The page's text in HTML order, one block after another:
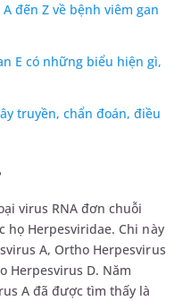
đến Z về bệnh viêm gan
E có những biểu hiện gì,
truyền, chẩn đoán, điều
virus RNA đơn chuỗi
họ Herpesviridae. Chi này
A, Ortho Herpesvirus
Herpesvirus D. Năm
A đã được tìm thấy là